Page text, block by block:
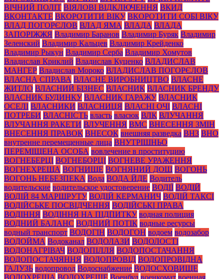
ВІЧНИЙ ПОЛІТ ВІЯЛОВІ ВІДКЛЮЧЕННЯ ВКИД
ВКОНТАКТЕ ВКОРОТИТИ ВІКУ ВКОРОТИТИ СОБІ ВІКУ
ВЛАД ПОГОРЄЛОВ ВЛАД ЯМА ВЛАДА ВЛАДА
ЗАПОРІЖЖЯ Владимир Баранов Владимир Буряк Владимир
Зеленский Владимир Кальцев Владимир Крейденко
Владимир Рыкун Владимир Серба Владимир Хомутов
Владислав Криклий Владислав Куценко ВЛАДИСЛАВ
МАНГЕР Владислав Мороко ВЛАДИСЛАВ ПОГОРЄЛОВ
ВЛАСНА СПРАВА ВЛАСНЕ ВИРОБНИЦТВО ВЛАСНЕ
ЖИТЛО ВЛАСНИЙ БІЗНЕС ВЛАСНИК ВЛАСНИК БРЕНДУ
ВЛАСНИК БУДИНКУ ВЛАСНИК ГАРАЖУ ВЛАСНИК
ОСЕЛІ ВЛАСНИКИ ВЛАСНИЦЯ ВЛАСНІ ОЧІ ВЛАСНІ
ПОТРЕБИ ВЛАСНІСТЬ власть власюк ВЛК ВЛУЧАННЯ
ВЛУЧАННЯ РАКЕТИ ВЛУЧЕННЯ ВМС ВНЕСЕННЯ ЗМІН
ВНЕСЕННЯ ПРАВОК ВНЕСОК внешняя разведка ВНЗ ВНО
внутренне перемещенные лица ВНУТРІШНЬО
ПЕРЕМІЩЕНА ОСОБА вовлечение в проституцию
ВОГНЕБЕРЦІ ВОГНЕБОРЦІ ВОГНЕВЕ УРАЖЕННЯ
ВОГНЕХРЕЩА ВОГНИЩЕ ВОГНЯНИЙ ДОЩ ВОГОНЬ
ВОГОНЬ НЕБЕЗПЕКА Вода ВОДА ЙДЕ Водитель
водительские водительское удостоверение ВОДІЇ ВОДІЙ
ВОДІЙ 84 МАРШРУТУ ВОДІЙ КЕРМАНИЧ ВОДІЙ ТАКСІ
ВОДІЙСЬКЕ ПОСВІДЧЕННЯ ВОДІЙСЬКІ ПРАВА
ВОДІННЯ ВОДІННЯ НА ПІДПИТКУ водная полиция
ВОДНИЙ БАЛАНС ВОДНИЙ ПОТІК водные ресурсы
водный транспорт ВОДОГІН ВОДОГОН водоем водозабор
ВОДОЙМА Водоканал ВОДОЛАЗИ ВОДОЛОСТІ
ВОДОНАГРІВАЧ ВОДОПІЛЛЯ ВОДОПОСТАЧАННЯ
ВОДОПОСТАЧЯННЯ ВОДОПРОВІД ВОДОПРОВІДНА
ГАЛУЗЬ водопровод Водоснабжение ВОДОСХОВИЩЕ
ВОДОХРЕЩА ВОДОХРЕЩЕ Военбуд военкомат военная